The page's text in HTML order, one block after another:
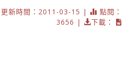
更新時間：2011-03-15 |
點閱：
3656 |
下載：